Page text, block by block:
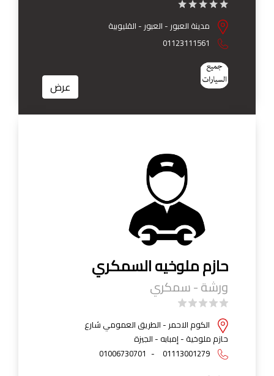
مدينة العبور - العبور - القليوبية
01123111561
عرض
حازم ملوخيه السمكري
ورشة - سمكري
الكوم الاحمر - الطريق العمومي شارع
حازم ملوخية - إمبابه - الجيزة
01113001279
-
01006730701